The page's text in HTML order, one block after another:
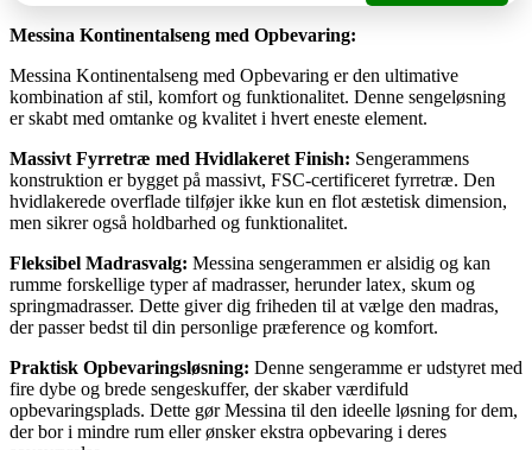
Messina Kontinentalseng med Opbevaring:
Messina Kontinentalseng med Opbevaring er den ultimative
kombination af stil, komfort og funktionalitet. Denne sengeløsning
er skabt med omtanke og kvalitet i hvert eneste element.
Massivt Fyrretræ med Hvidlakeret Finish: Sengerammens
konstruktion er bygget på massivt, FSC-certificeret fyrretræ. Den
hvidlakerede overflade tilføjer ikke kun en flot æstetisk dimension,
men sikrer også holdbarhed og funktionalitet.
Fleksibel Madrasvalg: Messina sengerammen er alsidig og kan
rumme forskellige typer af madrasser, herunder latex, skum og
springmadrasser. Dette giver dig friheden til at vælge den madras,
der passer bedst til din personlige præference og komfort.
Praktisk Opbevaringsløsning: Denne sengeramme er udstyret med
fire dybe og brede sengeskuffer, der skaber værdifuld
opbevaringsplads. Dette gør Messina til den ideelle løsning for dem,
der bor i mindre rum eller ønsker ekstra opbevaring i deres